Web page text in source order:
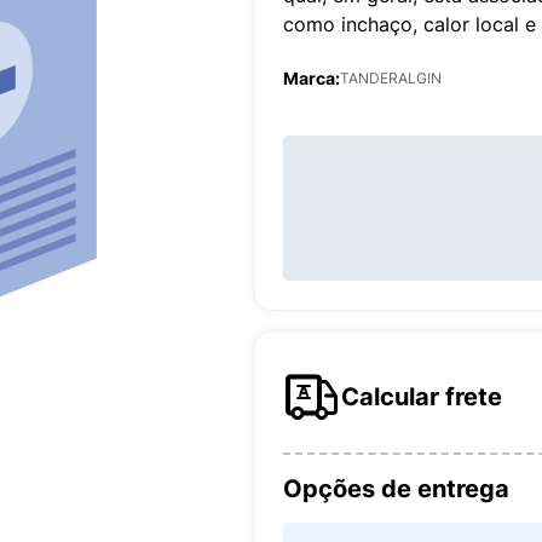
como inchaço, calor local
Marca:TANDERALGIN
Calcular frete
Opções de entrega